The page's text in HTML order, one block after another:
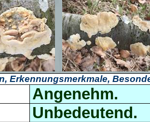
Erkennungsmerkmale,
Angenehm.
Unbedeutend.